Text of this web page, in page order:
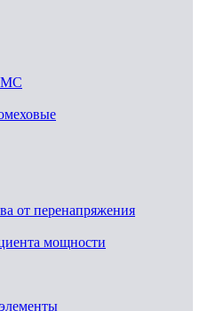
от перенапряжения
мощности